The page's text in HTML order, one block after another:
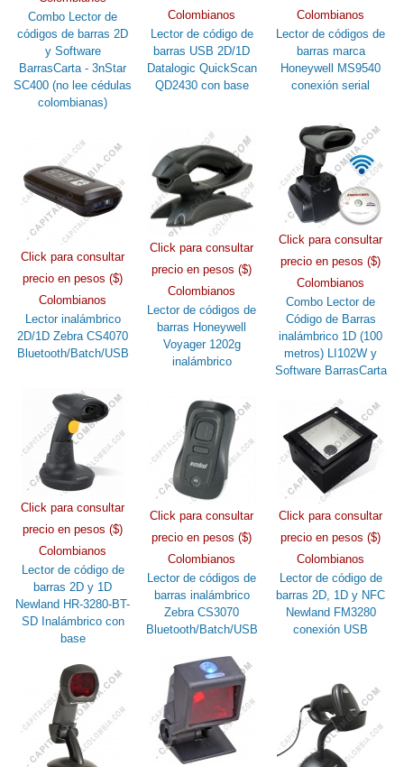
Combo Lector de
códigos de barras 2D
y Software
BarrasCarta - 3nStar
SC400 (no lee cédulas
colombianas)
Colombianos
Lector de código de
barras USB 2D/1D
Datalogic QuickScan
QD2430 con base
Colombianos
Lector de códigos de
barras marca
Honeywell MS9540
conexión serial
Click para consultar
precio en pesos ($)
Colombianos
Lector inalámbrico
2D/1D Zebra CS4070
Bluetooth/Batch/USB
Click para consultar
precio en pesos ($)
Colombianos
Lector de códigos de
barras Honeywell
Voyager 1202g
inalámbrico
Click para consultar
precio en pesos ($)
Colombianos
Combo Lector de
Código de Barras
inalámbrico 1D (100
metros) LI102W y
Software BarrasCarta
Click para consultar
precio en pesos ($)
Colombianos
Lector de código de
barras 2D y 1D
Newland HR-3280-BT-
SD Inalámbrico con
base
Click para consultar
precio en pesos ($)
Colombianos
Lector de códigos de
barras inalámbrico
Zebra CS3070
Bluetooth/Batch/USB
Click para consultar
precio en pesos ($)
Colombianos
Lector de código de
barras 2D, 1D y NFC
Newland FM3280
conexión USB